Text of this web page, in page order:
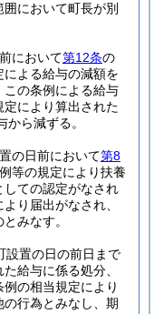
において町長が別
において第12条の
よる給与の減額を
この条例による給与
により算出された
ら減ずる。
の日前において第8
等の規定により扶養
ての認定がなされ
り届出がなされ、
みなす。
設置の日の前日まで
給与に係る処分、
の相当規定により
行為とみなし、期